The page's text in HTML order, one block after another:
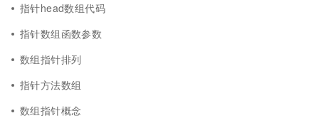
指针head数组代码
指针数组函数参数
数组指针排列
指针方法数组
数组指针概念